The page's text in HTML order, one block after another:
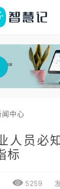
闻中心
人员必
标
5259